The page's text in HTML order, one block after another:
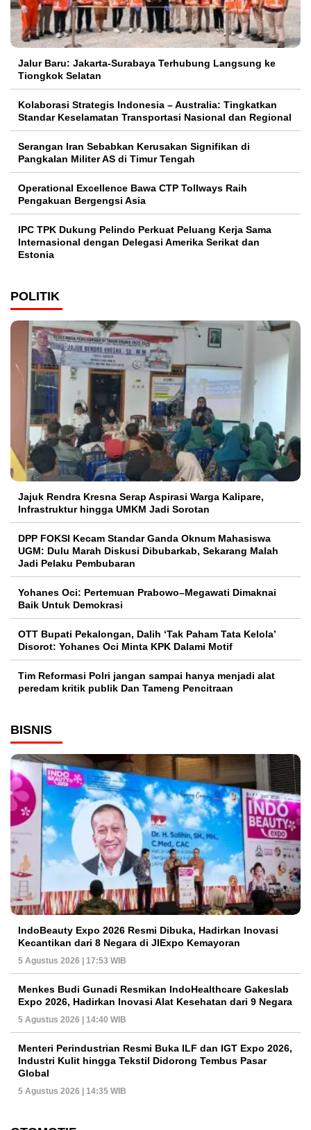
Jalur Baru: Jakarta-Surabaya Terhubung Langsung ke
Tiongkok Selatan
Kolaborasi Strategis Indonesia – Australia: Tingkatkan
Standar Keselamatan Transportasi Nasional dan Regional
Serangan Iran Sebabkan Kerusakan Signifikan di
Pangkalan Militer AS di Timur Tengah
Operational Excellence Bawa CTP Tollways Raih
Pengakuan Bergengsi Asia
IPC TPK Dukung Pelindo Perkuat Peluang Kerja Sama
Internasional dengan Delegasi Amerika Serikat dan
Estonia
POLITIK
Jajuk Rendra Kresna Serap Aspirasi Warga Kalipare,
Infrastruktur hingga UMKM Jadi Sorotan
DPP FOKSI Kecam Standar Ganda Oknum Mahasiswa
UGM: Dulu Marah Diskusi Dibubarkab, Sekarang Malah
Jadi Pelaku Pembubaran
Yohanes Oci: Pertemuan Prabowo–Megawati Dimaknai
Baik Untuk Demokrasi
OTT Bupati Pekalongan, Dalih ‘Tak Paham Tata Kelola’
Disorot: Yohanes Oci Minta KPK Dalami Motif
Tim Reformasi Polri jangan sampai hanya menjadi alat
peredam kritik publik Dan Tameng Pencitraan
BISNIS
IndoBeauty Expo 2026 Resmi Dibuka, Hadirkan Inovasi
Kecantikan dari 8 Negara di JIExpo Kemayoran
5 Agustus 2026 | 17:53 WIB
Menkes Budi Gunadi Resmikan IndoHealthcare Gakeslab
Expo 2026, Hadirkan Inovasi Alat Kesehatan dari 9 Negara
5 Agustus 2026 | 14:40 WIB
Menteri Perindustrian Resmi Buka ILF dan IGT Expo 2026,
Industri Kulit hingga Tekstil Didorong Tembus Pasar
Global
5 Agustus 2026 | 14:35 WIB